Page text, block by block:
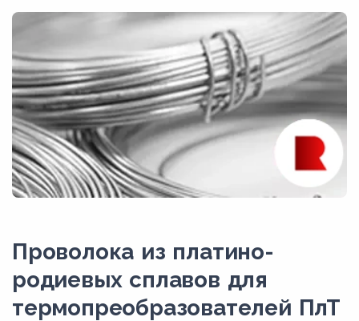
Проволока из платино-
родиевых сплавов для
термопреобразователей ПлТ